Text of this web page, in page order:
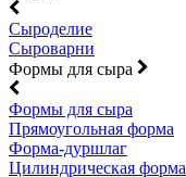
Сыроделие
Сыроварни
Формы для сыра
Формы для сыра
Прямоугольная форма
Форма-дуршлаг
Цилиндрическая форма